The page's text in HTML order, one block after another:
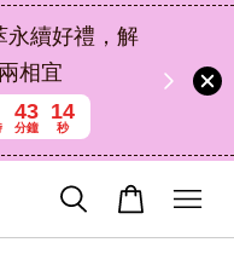
永續好禮，解
相宜
43
分鐘
14
秒